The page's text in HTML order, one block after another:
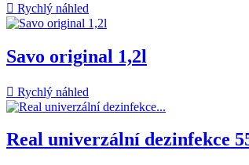
 Rychlý náhled
Savo original 1,2l
 Rychlý náhled
Real univerzální dezinfekce